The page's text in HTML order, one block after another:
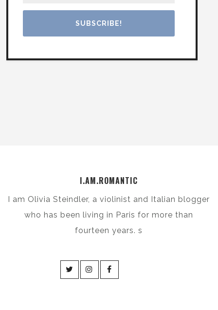
I.AM.ROMANTIC
I am Olivia Steindler, a violinist and Italian blogger
who has been living in Paris for more than
fourteen years. s